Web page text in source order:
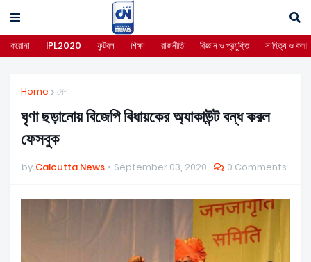
করোনা IPL2020 ফুটবল শিক্ষা রাজনীতি বিজ্ঞান ও প্রযুক্তি সাহিত্য ও কলা
Home দেশ
ঘৃণা ছড়ানোয় বিজেপি বিধায়কের অ্যাকাউন্ট বন্ধ করল
ফেসবুক
by Calcutta News September 03, 2020 0 Comments